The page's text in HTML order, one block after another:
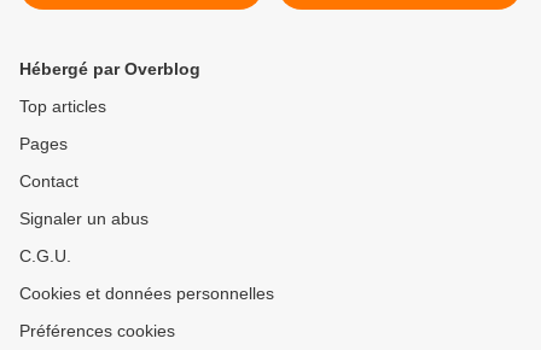
Hébergé par Overblog
Top articles
Pages
Contact
Signaler un abus
C.G.U.
Cookies et données personnelles
Préférences cookies